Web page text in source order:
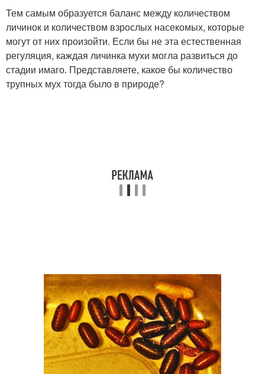
Тем самым образуется баланс между количеством
личинок и количеством взрослых насекомых, которые
могут от них произойти. Если бы не эта естественная
регуляция, каждая личинка мухи могла развиться до
стадии имаго. Представляете, какое бы количество
трупных мух тогда было в природе?